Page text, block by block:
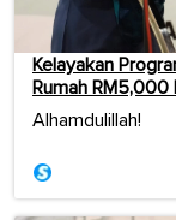
Kelayakan
Rumah RM5,000
Alhamdulillah!